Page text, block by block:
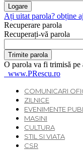
Ați uitat parola? obține
Recuperare parola
Recuperați-vă parola
O parola va fi trimisă pe
www.PRescu.ro
COMUNICARI
ZILNICE
EVENIMENTE
MASINI
CULTURA
STIL SI VIATA
CSR